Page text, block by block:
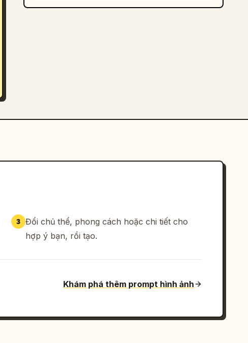
3 Đổi chủ thể, phong cách hoặc chi tiết cho
hợp ý bạn, rồi tạo.
Khám phá thêm prompt hình ảnh